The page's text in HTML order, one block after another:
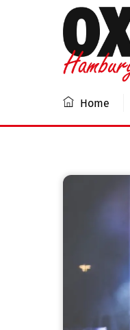
Home